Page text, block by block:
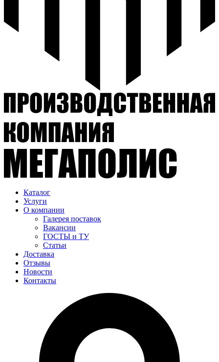
Каталог
Услуги
О компании
Галерея поставок
Вакансии
ГОСТЫ и ТУ
Статьи
Доставка
Отзывы
Новости
Контакты